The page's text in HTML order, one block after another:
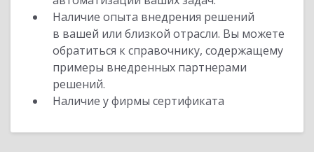
Наличие опыта внедрения решений
в вашей или близкой отрасли. Вы можете
обратиться к справочнику, содержащему
примеры внедренных партнерами
решений.
Наличие у фирмы сертификата